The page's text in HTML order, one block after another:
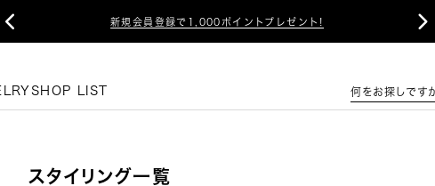
新規会員登録で1,000ポイントプレゼント!
 
SHOP LIST 何をお探しです
スタイリング一覧